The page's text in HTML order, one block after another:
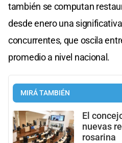
también se computan
desde enero una
concurrentes, que oscila
promedio a nivel nacional.
MIRÁ TAMBIÉN
El
nuevas
rosarina